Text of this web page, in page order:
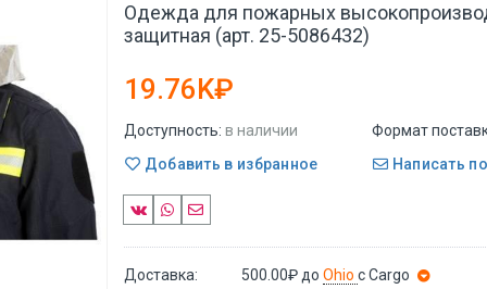
Одежда для пожарных
защитная (арт. 25-5086432)
19.76K₽
Доступность: в наличии
Формат
Добавить в избранное
Написать
Доставка: 500.00₽ доOhioс Cargo